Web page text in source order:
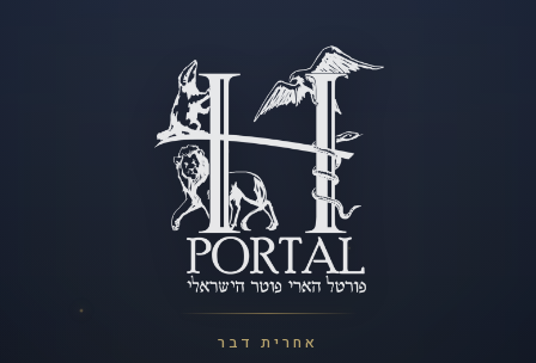
אחרית דבר